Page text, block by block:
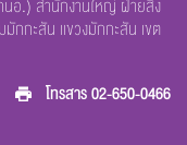
นอ.) สำนักงานใหญ่ ฝ่ายสิ่ง
กะสัน เเขวงมักกะสัน เขต
โทรสาร02-650-0466